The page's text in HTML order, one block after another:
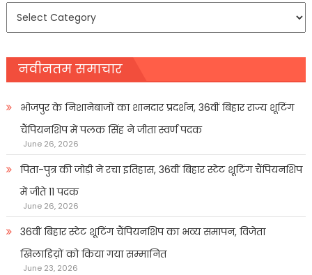
समाचार
नवीनतम समाचार
भोजपुर के निशानेबाजों का शानदार प्रदर्शन, 36वीं बिहार राज्य शूटिंग
चैंपियनशिप में पलक सिंह ने जीता स्वर्ण पदक
June 26, 2026
पिता-पुत्र की जोड़ी ने रचा इतिहास, 36वीं बिहार स्टेट शूटिंग चैंपियनशिप
में जीते 11 पदक
June 26, 2026
36वीं बिहार स्टेट शूटिंग चैंपियनशिप का भव्य समापन, विजेता
खिलाडिय़ों को किया गया सम्मानित
June 23, 2026